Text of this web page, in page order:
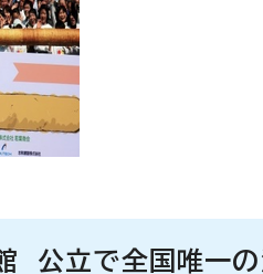
公立で全国唯一